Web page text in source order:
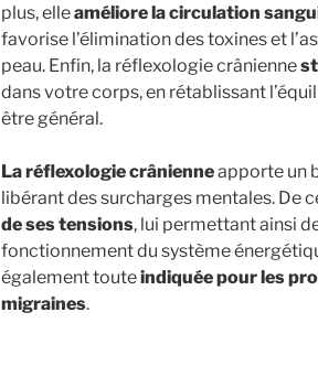
plus, elleaméliore la circulation
favorise l’élimination des toxines et
peau. Enfin, la réflexologie crânienne
dans votre corps, en rétablissant
être général.
La réflexologie crânienneapporte un
libérant des surcharges mentales. De
de ses tensions, lui permettant ainsi
fonctionnement du système
également touteindiquée pour les
migraines.